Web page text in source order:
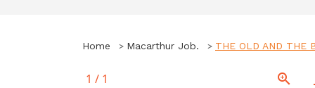
Home Macarthur Job. THE OLD AND
1 / 1